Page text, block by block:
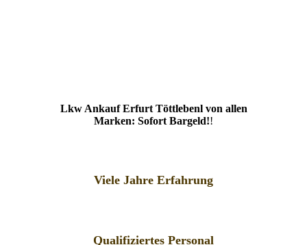
Lkw Ankauf Erfurt Töttlebenl von allen
Marken: Sofort Bargeld!!
Viele Jahre Erfahrung
Qualifiziertes Personal